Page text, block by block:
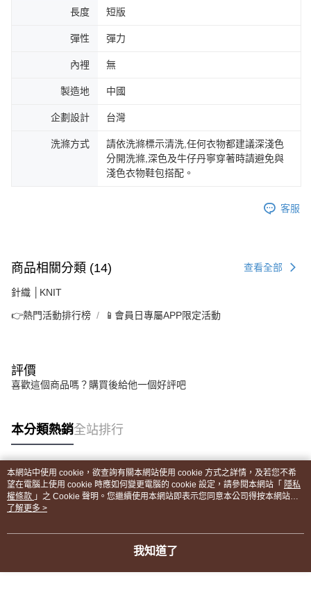
長度 短版
彈性 彈力
內裡 無
製造地 中國
企劃設計 台灣
洗滌方式
請依洗滌標示清洗,任何衣物都建議深淺色
分開洗滌,深色及牛仔丹寧穿著時請避免與
淺色衣物鞋包搭配。
客服
商品相關分類 (14) 查看全部
針織 │KNIT
👉熱門活動排行榜 📱會員日專屬APP限定活動
評價
喜歡這個商品嗎？購買後給他一個好評吧
本分類熱銷全站排行
熱門標籤
本網站中使用 cookie，欲查詢有關本網站使用 cookie 方式之詳情，及若您不希
望在電腦上使用 cookie 時應如何變更電腦的 cookie 設定，請參閱本網站「 隱私
權條款 」之 Cookie 聲明。您繼續使用本網站即表示您同意本公司得按本網站使
用條款之 Cookie 聲明使用 cookie。
了解更多 >
我知道了